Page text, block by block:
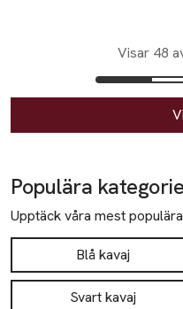
Visar 48
Populära
Upptäck våra mest
Blå kavaj
Svart kavaj